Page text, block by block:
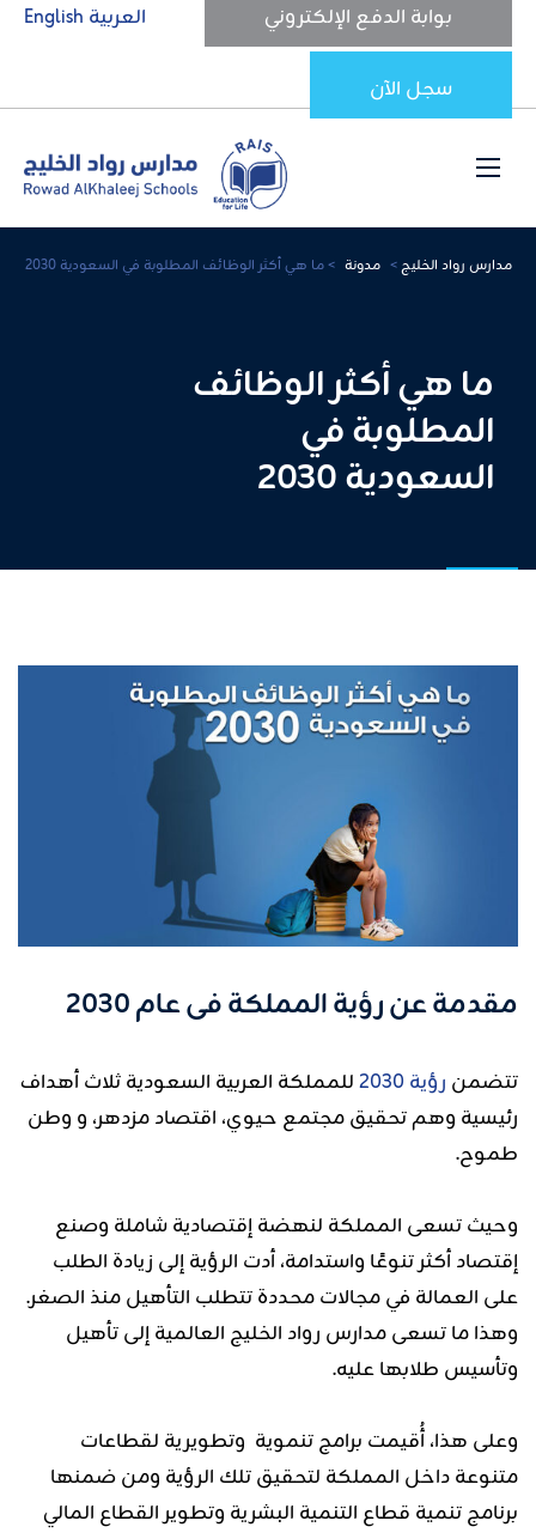
بوابة الدفع الإلكتروني
سجل الآن
العربية English
مدارس رواد الخليج> مدونة >ما هي أكثر الوظائف المطلوبة في السعودية 2030
ما هي أكثر الوظائف
المطلوبة في
السعودية 2030
مقدمة عن رؤية المملكة فى عام 2030
تتضمن رؤية
للمملكة العربية السعودية ثلاث أهداف
رئيسية وهم تحقيق مجتمع حيوي، اقتصاد مزدهر، و وطن
طموح.
وحيث تسعى المملكة لنهضة إقتصادية شاملة وصنع
إقتصاد أكثر تنوعًا واستدامة، أدت الرؤية إلى زيادة الطلب
على العمالة في مجالات محددة تتطلب التأهيل منذ الصغر.
وهذا ما تسعى مدارس رواد الخليج العالمية إلى تأهيل
وتأسيس طلابها عليه.
وعلى هذا، أُقيمت برامج تنموية وتطويرية لقطاعات
متنوعة داخل المملكة لتحقيق تلك الرؤية ومن ضمنها
برنامج تنمية قطاع التنمية البشرية وتطوير القطاع المالي